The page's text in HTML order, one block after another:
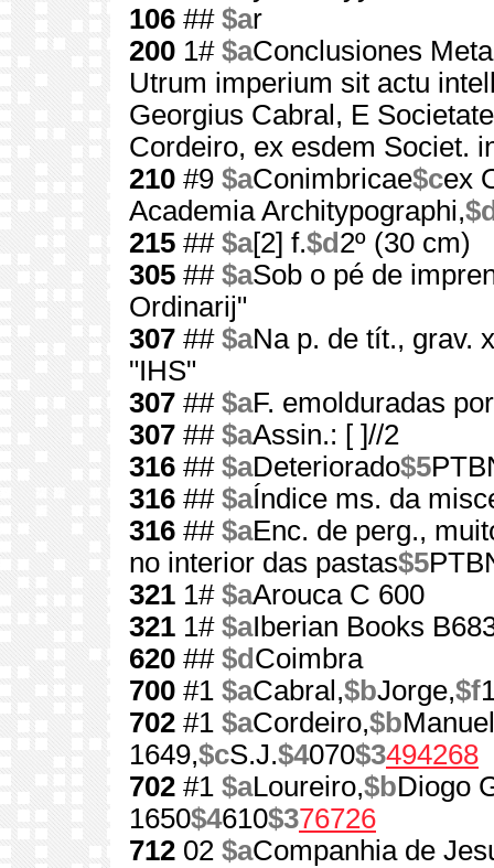
106 ## $ar
200 1# $aConclusiones
Utrum imperium sit actu
Georgius Cabral, E
Cordeiro, ex esdem Societ.
210 #9 $aConimbricae$cex
Academia Architypographi,
215 ## $a[2] f.$d 2º (30 cm)
305 ## $aSob o pé de
Ordinarij"
307 ## $aNa p. de tít., grav.
"IHS"
307 ## $aF. emolduradas
307 ## $aAssin.: [ ]//2
316 ## $aDeteriorado$5
316 ## $aÍndice ms. da
316 ## $aEnc. de perg.,
no interior das pastas$5
321 1# $aArouca C 600
321 1# $aIberian Books
620 ## $d Coimbra
700 #1 $aCabral,$bJorge,$f
702 #1 $aCordeiro,$b
1649,$cS.J.$4070$3494268
702 #1 $aLoureiro,$bDiogo
1650$4610$376726
712 02 $aCompanhia de